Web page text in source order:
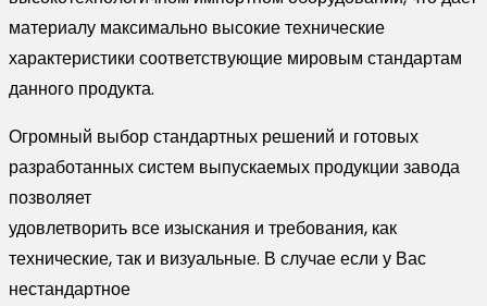
материалу максимально высокие технические
характеристики соответствующие мировым стандартам
данного продукта.
Огромный выбор стандартных решений и готовых
разработанных систем выпускаемых продукции завода
позволяет
удовлетворить все изыскания и требования, как
технические, так и визуальные. В случае если у Вас
нестандартное